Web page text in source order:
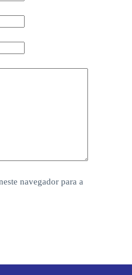
navegador para a